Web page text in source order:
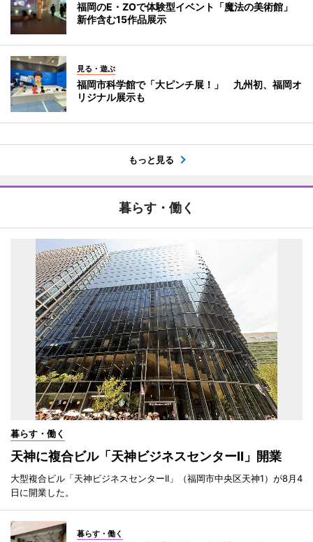
福岡のE・ZOで体験型イベント「魔法の美術館」
新作含む15作品展示
見る・遊ぶ
福岡市科学館で「大ピンチ展！」 九州初、福岡オ
リジナル展示も
もっと見る
暮らす・働く
暮らす・働く
天神に複合ビル「天神ビジネスセンターII」開業
大型複合ビル「天神ビジネスセンターII」（福岡市中央区天神1）が8月4
日に開業した。
暮らす・働く